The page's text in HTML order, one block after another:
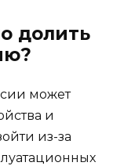
долить
может
и
из-за